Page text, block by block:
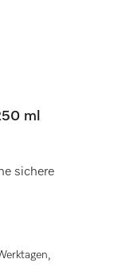
ml
sichere